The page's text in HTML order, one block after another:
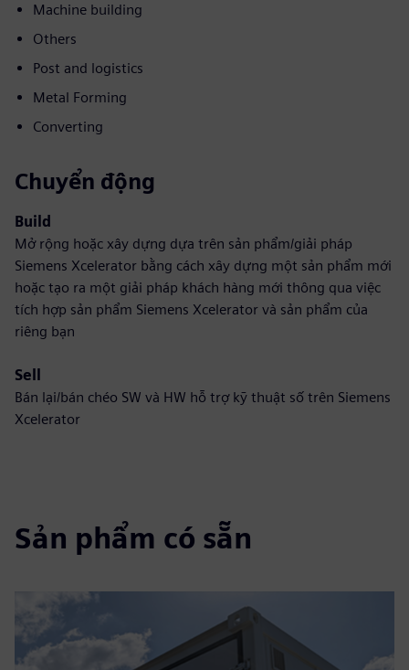
Machine building
Others
Post and logistics
Metal Forming
Converting
Chuyển động
Build
Mở rộng hoặc xây dựng dựa trên sản phẩm/giải pháp
Siemens Xcelerator bằng cách xây dựng một sản phẩm mới
hoặc tạo ra một giải pháp khách hàng mới thông qua việc
tích hợp sản phẩm Siemens Xcelerator và sản phẩm của
riêng bạn
Sell
Bán lại/bán chéo SW và HW hỗ trợ kỹ thuật số trên Siemens
Xcelerator
Sản phẩm có sẵn